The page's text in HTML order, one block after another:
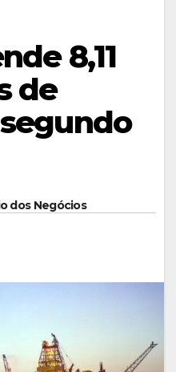
8,11
de
dos Negócios